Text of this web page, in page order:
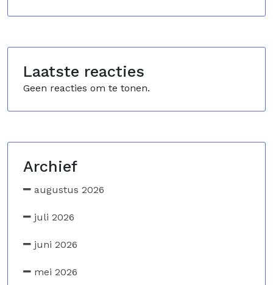
Laatste reacties
Geen reacties om te tonen.
Archief
augustus 2026
juli 2026
juni 2026
mei 2026